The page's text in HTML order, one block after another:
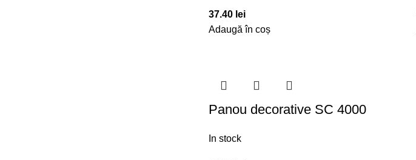
37.40 lei
Adaugă în coș
Panou decorative SC 4000
In stock